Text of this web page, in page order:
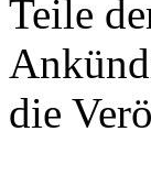
Teile
die